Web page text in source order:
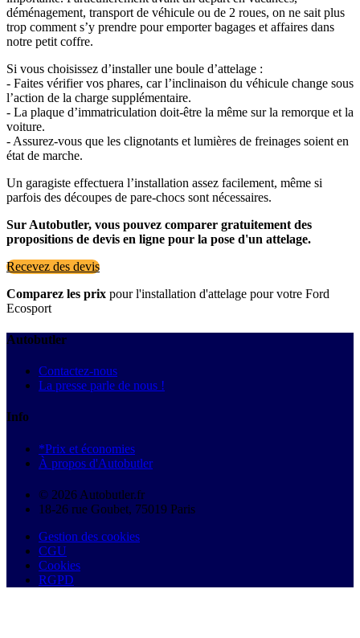
déménagement, transport de véhicule ou de 2 roues, on ne sait plus
trop comment s’y prendre pour emporter bagages et affaires dans
notre petit coffre.
Si vous choisissez d’installer une boule d’attelage :
- Faites vérifier vos phares, car l’inclinaison du véhicule change sous
l’action de la charge supplémentaire.
- La plaque d’immatriculation doit-être la même sur la remorque et la
voiture.
- Assurez-vous que les clignotants et lumières de freinages soient en
état de marche.
Un garagiste effectuera l’installation assez facilement, même si
parfois des découpes de pare-chocs sont nécessaires.
Sur Autobutler, vous pouvez comparer gratuitement des
propositions de devis en ligne pour la pose d'un attelage.
Recevez des devis
Comparez les prix pour l'installation d'attelage pour votre Ford
Ecosport
Autobutler
Contactez-nous
La presse parle de nous !
Info
*Prix et économies
À propos d'Autobutler
© 2026 Autobutler.fr
18-26 rue Goubet, 75019 Paris
Gestion des cookies
CGU
Cookies
RGPD